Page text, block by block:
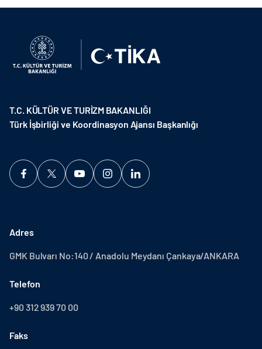
T.C. KÜLTÜR VE TURİZM BAKANLIĞI
Türk İşbirliği ve Koordinasyon Ajansı Başkanlığı
Adres
GMK Bulvarı No:140 / Anadolu Meydanı Çankaya/ANKARA
Telefon
+90 312 939 70 00
Faks